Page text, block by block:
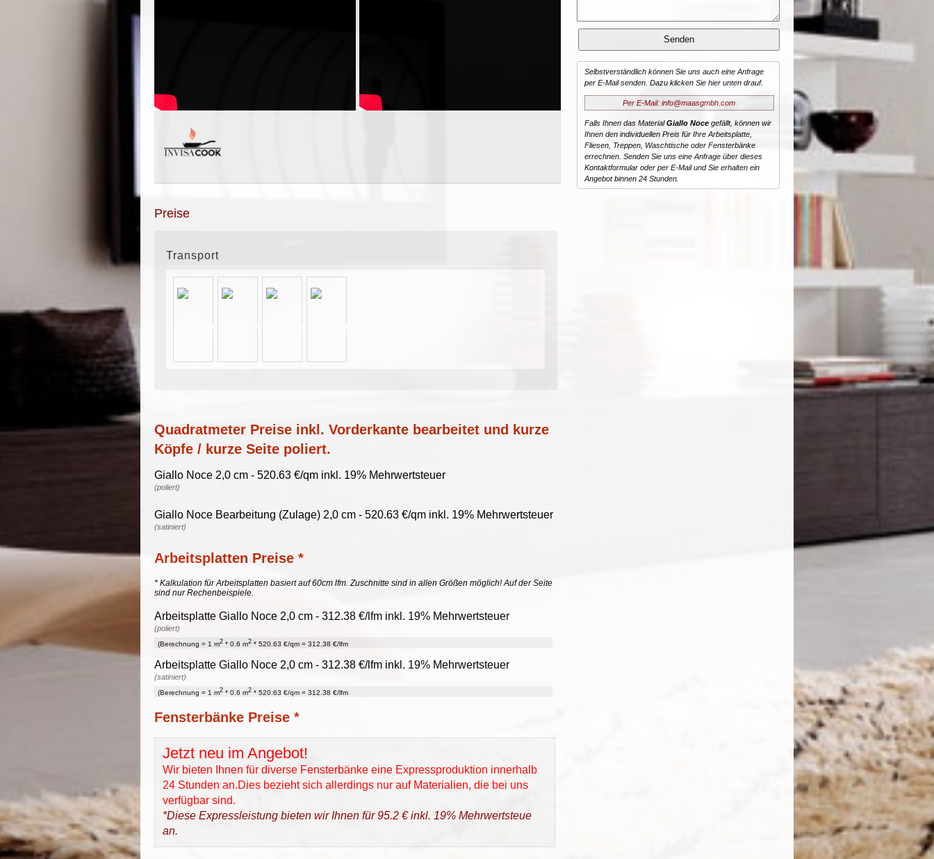
Preise
Transport
Quadratmeter Preise inkl. Vorderkante bearbeitet und kurze
Köpfe / kurze Seite poliert.
Giallo Noce 2,0 cm - 520.63 €/qm inkl. 19% Mehrwertsteuer
(poliert)
Giallo Noce Bearbeitung (Zulage) 2,0 cm - 520.63 €/qm inkl. 19% Mehrwertsteuer
(satiniert)
Arbeitsplatten Preise *
* Kalkulation für Arbeitsplatten basiert auf 60cm lfm. Zuschnitte sind in allen Größen möglich! Auf der Seite
sind nur Rechenbeispiele.
Arbeitsplatte Giallo Noce 2,0 cm - 312.38 €/lfm inkl. 19% Mehrwertsteuer
(poliert)
(Berechnung = 1 m2 * 0.6 m2 * 520.63 €/qm = 312.38 €/lfm
Arbeitsplatte Giallo Noce 2,0 cm - 312.38 €/lfm inkl. 19% Mehrwertsteuer
(satiniert)
(Berechnung = 1 m2 * 0.6 m2 * 520.63 €/qm = 312.38 €/lfm
Fensterbänke Preise *
Jetzt neu im Angebot!
Wir bieten Ihnen für diverse Fensterbänke eine Expressproduktion innerhalb
24 Stunden an.Dies bezieht sich allerdings nur auf Materialien, die bei uns
verfügbar sind.
*Diese Expressleistung bieten wir Ihnen für 95.2 € inkl. 19% Mehrwertsteue
an.
Selbstverständlich können Sie uns auch eine Anfrage
per E-Mail senden. Dazu klicken Sie hier unten drauf.
Per E-Mail: info@maasgmbh.com
Falls Ihnen das MaterialGiallo Nocegefällt, können wir
Ihnen den individuellen Preis für Ihre Arbeitsplatte,
Fliesen, Treppen, Waschtische oder Fensterbänke
errechnen. Senden Sie uns eine Anfrage über dieses
Kontaktformular oder per E-Mail und Sie erhalten ein
Angebot binnen 24 Stunden.